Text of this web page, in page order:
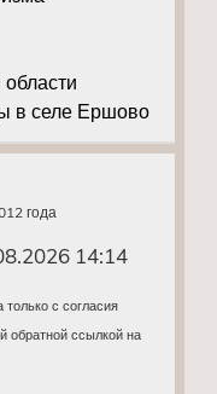
в селе Ершово
года
14:14
с согласия
обратной ссылкой на